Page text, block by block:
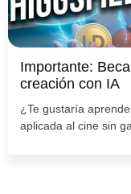
Importante:
creación con IA
¿Te gustaría
aplicada al cine sin